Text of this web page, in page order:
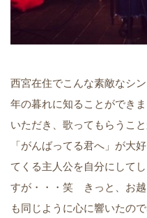
西宮在住でこんな素敵なシ
年の暮れに知ることができ
いただき、歌ってもらうこと
「がんばってる君へ」が大
てくる主人公を自分にして
すが・・・笑 きっと、お越
も同じように心に響いたの